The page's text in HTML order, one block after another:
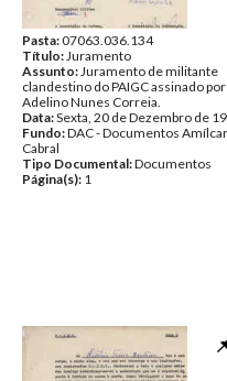
Pasta:07063.036.134
Título:Juramento
Assunto:Juramento de militante
clandestino do PAIGC assinado por
Adelino Nunes Correia.
Data:Sexta, 20 de Dezembro de
Fundo:DAC - Documentos Amílcar
Cabral
Tipo Documental:Documentos
Página(s): 1